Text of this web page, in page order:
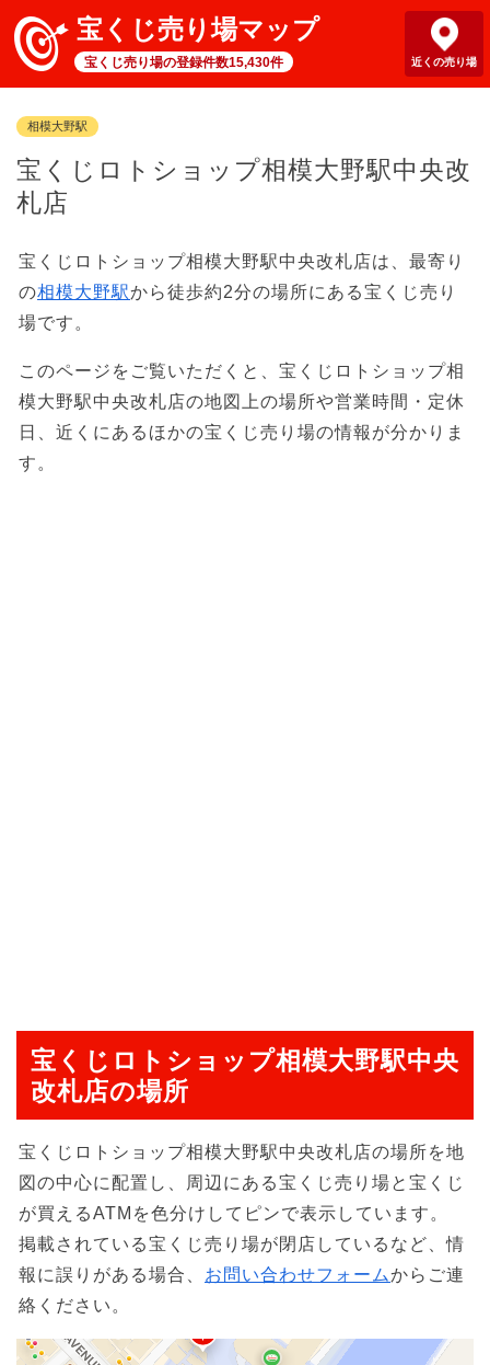
宝くじ売り場マップ
宝くじ売り場の登録件数15,430件 近くの売り場
相模大野駅
宝くじロトショップ相模大野駅中央改
札店
宝くじロトショップ相模大野駅中央改札店は、最寄り
の相模大野駅から徒歩約2分の場所にある宝くじ売り
場です。
このページをご覧いただくと、宝くじロトショップ相
模大野駅中央改札店の地図上の場所や営業時間・定休
日、近くにあるほかの宝くじ売り場の情報が分かりま
す。
宝くじロトショップ相模大野駅中央
改札店の場所
宝くじロトショップ相模大野駅中央改札店の場所を地
図の中心に配置し、周辺にある宝くじ売り場と宝くじ
が買えるATMを色分けしてピンで表示しています。
掲載されている宝くじ売り場が閉店しているなど、情
報に誤りがある場合、 お問い合わせフォームからご連
絡ください。